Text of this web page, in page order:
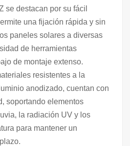
se destacan por su fácil
una fijación rápida y sin
paneles solares a diversas
de herramientas
de montaje extenso.
resistentes a la
anodizado, cuentan con
soportando elementos
la radiación UV y los
para mantener un